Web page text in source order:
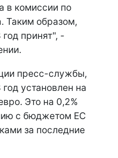
в комиссии по
Таким образом,
принят", -
пресс-службы,
установлен на
Это на 0,2%
с бюджетом ЕС
за последние